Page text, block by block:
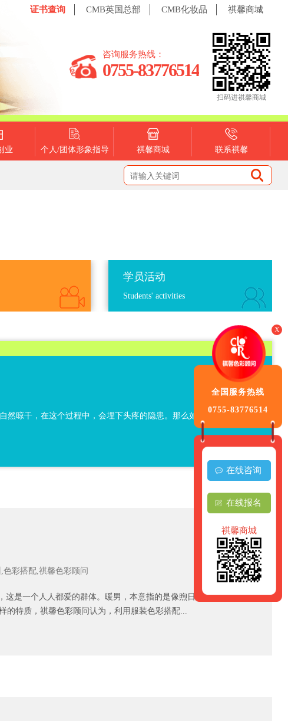
证书查询 CMB英国总部 CMB化妆品 祺馨商城
咨询服务热线：
0755-83776514
扫码进祺馨商城
业 个人/团体形象指导 祺馨商城 联系祺馨
学员活动
Students' activities
晾干，在这个过程中，会埋下头疼的隐患。那么如何正确的吹
色彩搭配,祺馨色彩顾问
这是一个人人都爱的群体。暖男，本意指的是像煦日阳光那样能给人
的特质，祺馨色彩顾问认为，利用服装色彩搭配...
X
全国服务热线
0755-83776514
在线咨询
在线报名
祺馨商城